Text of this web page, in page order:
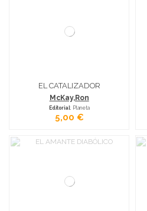
EL CATALIZADOR
McKay,Ron
Editorial: Planeta
5,00 €